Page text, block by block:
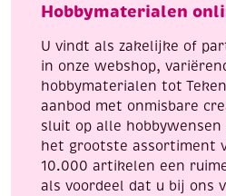
paars
Hobbymaterialen
U vindt als zakelijke of
in onze webshop,
hobbymaterialen tot
aanbod met onmisbare
sluit op alle
het grootste assortiment
10.000 artikelen een
als voordeel dat u bij ons